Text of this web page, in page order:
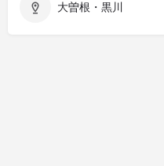
大曽根・黒川